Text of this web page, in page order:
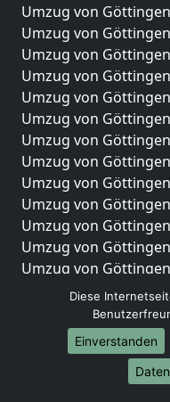
Umzug von
Umzug von
Umzug von
Umzug von
Umzug von
Umzug von
Umzug von
Umzug von
Umzug von
Umzug von
Umzug von
Umzug von
Umzug von
Umzug von
Umzug von
Umzug von
Umzug von
Umzug von
Diese
Einverstanden